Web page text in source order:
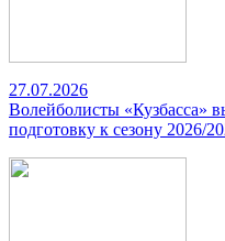
27.07.2026
Волейболисты «Кузбасса»
подготовку к сезону 2026/